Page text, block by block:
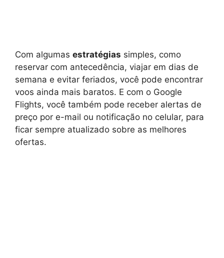
Com algumas estratégias simples, como
reservar com antecedência, viajar em dias de
semana e evitar feriados, você pode encontrar
voos ainda mais baratos. E com o Google
Flights, você também pode receber alertas de
preço por e-mail ou notificação no celular, para
ficar sempre atualizado sobre as melhores
ofertas.